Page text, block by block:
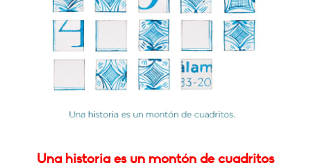
Una historia es un montón de cuadritos